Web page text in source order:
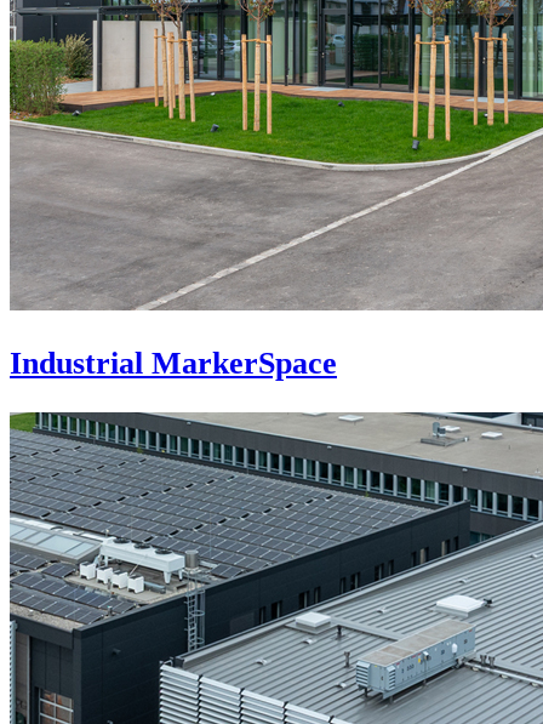
Industrial MarkerSpace